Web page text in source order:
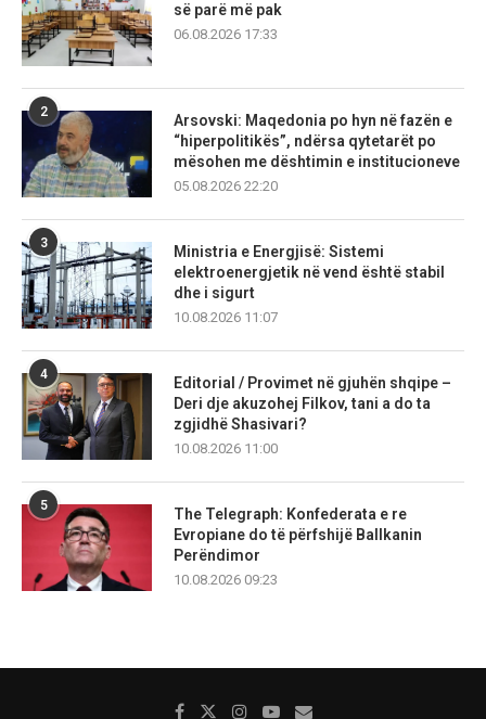
së parë më pak
06.08.2026 17:33
2
Arsovski: Maqedonia po hyn në fazën e
“hiperpolitikës”, ndërsa qytetarët po
mësohen me dështimin e institucioneve
05.08.2026 22:20
3
Ministria e Energjisë: Sistemi
elektroenergjetik në vend është stabil
dhe i sigurt
10.08.2026 11:07
4
Editorial / Provimet në gjuhën shqipe –
Deri dje akuzohej Filkov, tani a do ta
zgjidhë Shasivari?
10.08.2026 11:00
5
The Telegraph: Konfederata e re
Evropiane do të përfshijë Ballkanin
Perëndimor
10.08.2026 09:23